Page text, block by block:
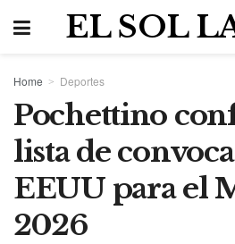
EL SOL
Home Deportes
Pochettino
lista de
EEUU para el
2026